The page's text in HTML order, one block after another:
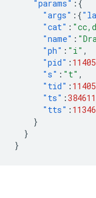
"params" :{
"args" :{
"cat" :
"name" :
"ph" : "i" ,
"pid" : 11405
"s" : "t" ,
"tid" : 11405
"ts" :
"tts" :
}
}
}